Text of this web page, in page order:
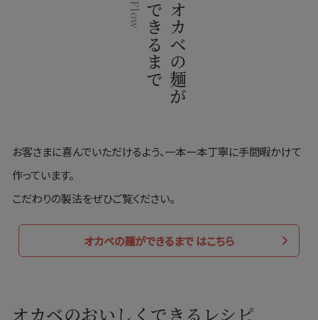
オカベの麺が
できるまで
Flow
お客さまに喜んでいただけるよう、一本一本丁寧に手間暇かけて
作っています。
こだわりの製法をぜひご覧ください。
オカベの麺ができるまで はこちら
オカベのおいしくできるレシピ